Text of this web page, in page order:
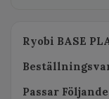
Ryobi BASE
Passar